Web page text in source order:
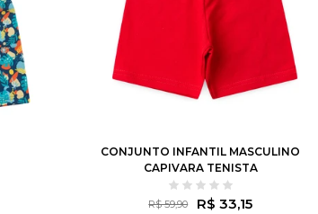
CONJUNTO INFANTIL MASCULINO
CAPIVARA TENISTA
R$ 59,90 R$ 33,15